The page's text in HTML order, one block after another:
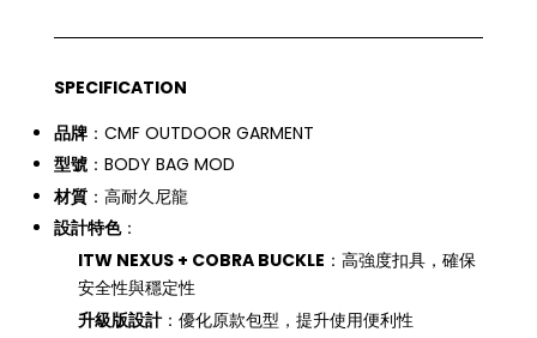
SPECIFICATION
品牌 ：CMF OUTDOOR GARMENT
型號 ：BODY BAG MOD
材質 ：高耐久尼龍
設計特色：
ITW NEXUS + COBRA BUCKLE ：高強度扣具，確保
安全性與穩定性
升級版設計：優化原款包型，提升使用便利性